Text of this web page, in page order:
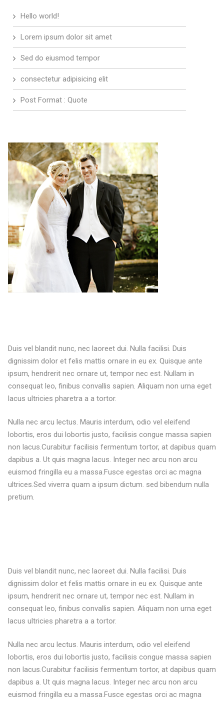
Hello world!
Lorem ipsum dolor sit amet
Sed do eiusmod tempor
consectetur adipisicing elit
Post Format : Quote
Duis vel blandit nunc, nec laoreet dui. Nulla facilisi. Duis
dignissim dolor et felis mattis ornare in eu ex. Quisque ante
ipsum, hendrerit nec ornare ut, tempor nec est. Nullam in
consequat leo, finibus convallis sapien. Aliquam non urna eget
lacus ultricies pharetra a a tortor.
Nulla nec arcu lectus. Mauris interdum, odio vel eleifend
lobortis, eros dui lobortis justo, facilisis congue massa sapien
non lacus.Curabitur facilisis fermentum tortor, at dapibus quam
dapibus a. Ut quis magna lacus. Integer nec arcu non arcu
euismod fringilla eu a massa.Fusce egestas orci ac magna
ultrices.Sed viverra quam a ipsum dictum. sed bibendum nulla
pretium.
Duis vel blandit nunc, nec laoreet dui. Nulla facilisi. Duis
dignissim dolor et felis mattis ornare in eu ex. Quisque ante
ipsum, hendrerit nec ornare ut, tempor nec est. Nullam in
consequat leo, finibus convallis sapien. Aliquam non urna eget
lacus ultricies pharetra a a tortor.
Nulla nec arcu lectus. Mauris interdum, odio vel eleifend
lobortis, eros dui lobortis justo, facilisis congue massa sapien
non lacus.Curabitur facilisis fermentum tortor, at dapibus quam
dapibus a. Ut quis magna lacus. Integer nec arcu non arcu
euismod fringilla eu a massa.Fusce egestas orci ac magna